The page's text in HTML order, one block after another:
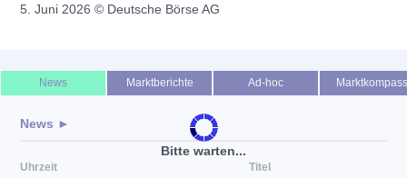
5. Juni 2026 © Deutsche Börse AG
Bitte warten...
News Marktberichte Ad-hoc Marktkompass
News ►
Uhrzeit Titel